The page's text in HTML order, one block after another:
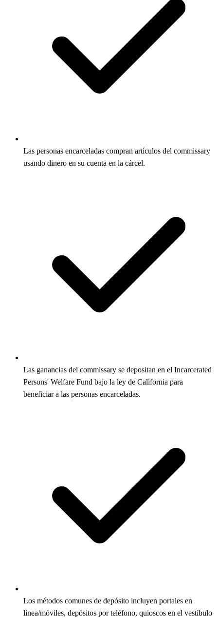
Las personas encarceladas compran artículos del commissary
usando dinero en su cuenta en la cárcel.
Las ganancias del commissary se depositan en el Incarcerated
Persons' Welfare Fund bajo la ley de California para
beneficiar a las personas encarceladas.
Los métodos comunes de depósito incluyen portales en
línea/móviles, depósitos por teléfono, quioscos en el vestíbulo